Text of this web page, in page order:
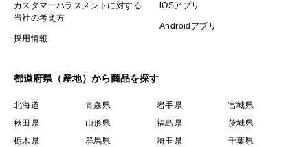
カスタマーハラスメントに対する
当社の考え方
採用情報
iOSアプリ
Androidアプリ
都道府県（産地）から商品を探す
北海道 青森県 岩手県
宮城県
秋田県
山形県 福島県
茨城県
栃木県
群馬県 埼玉県
千葉県